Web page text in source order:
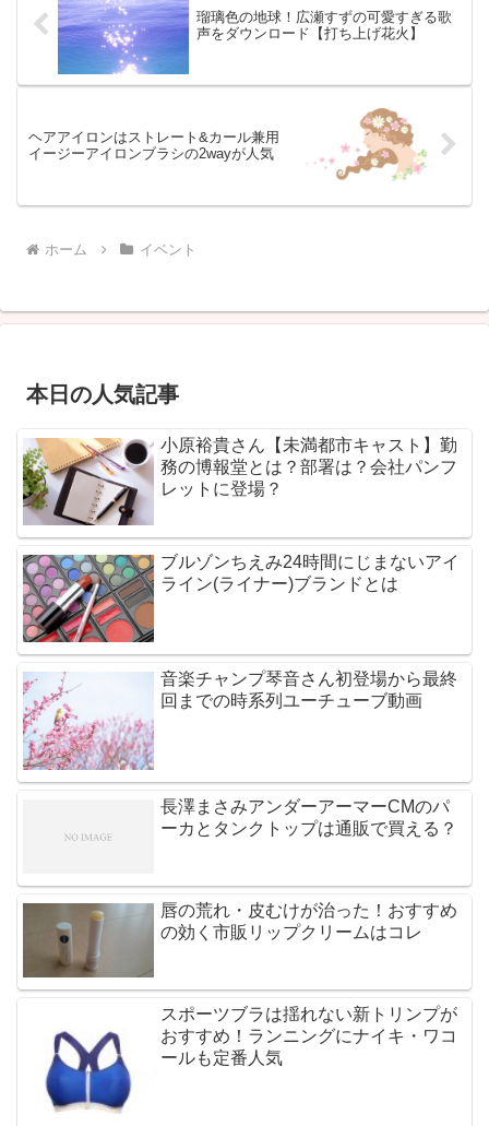
瑠璃色の地球！広瀬すずの可愛すぎる歌
声をダウンロード【打ち上げ花火】
ヘアアイロンはストレート&カール兼用
イージーアイロンブラシの2wayが人気
ホーム イベント
本日の人気記事
小原裕貴さん【未満都市キャスト】勤
務の博報堂とは？部署は？会社パンフ
レットに登場？
ブルゾンちえみ24時間にじまないアイ
ライン(ライナー)ブランドとは
音楽チャンプ琴音さん初登場から最終
回までの時系列ユーチューブ動画
長澤まさみアンダーアーマーCMのパ
ーカとタンクトップは通販で買える？
唇の荒れ・皮むけが治った！おすすめ
の効く市販リップクリームはコレ
スポーツブラは揺れない新トリンプが
おすすめ！ランニングにナイキ・ワコ
ールも定番人気